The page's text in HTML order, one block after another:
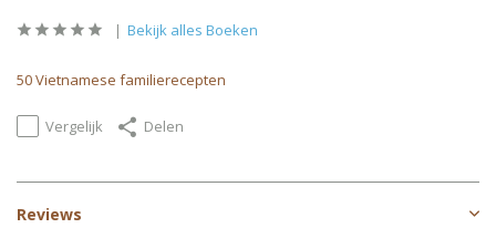
Bekijk alles Boeken
50 Vietnamese familierecepten
Vergelijk Delen
Reviews